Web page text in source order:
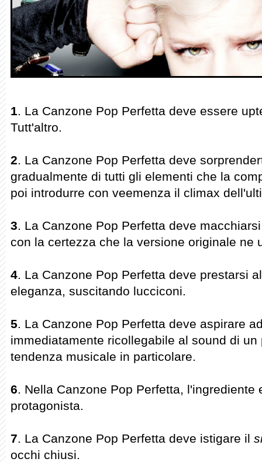
1. La Canzone Pop Perfetta deve essere
Tutt'altro.
2. La Canzone Pop Perfetta deve
gradualmente di tutti gli elementi che la
poi introdurre con veemenza il climax
3. La Canzone Pop Perfetta deve
con la certezza che la versione originale ne
4. La Canzone Pop Perfetta deve prestarsi
eleganza, suscitando lucciconi.
5. La Canzone Pop Perfetta deve aspirare
immediatamente ricollegabile al sound di
tendenza musicale in particolare.
6. Nella Canzone Pop Perfetta, l'ingrediente
protagonista.
7. La Canzone Pop Perfetta deve istigare il
occhi chiusi.